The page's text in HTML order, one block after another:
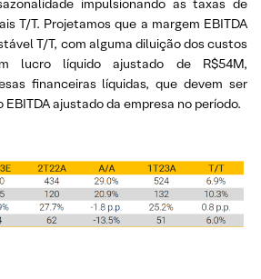
impulsionando as taxas de
T/T. Projetamos que a margem EBITDA
T/T, com alguma diluição dos custos
lucro líquido ajustado de R$54M,
financeiras líquidas, que devem ser
EBITDA ajustado da empresa no período.